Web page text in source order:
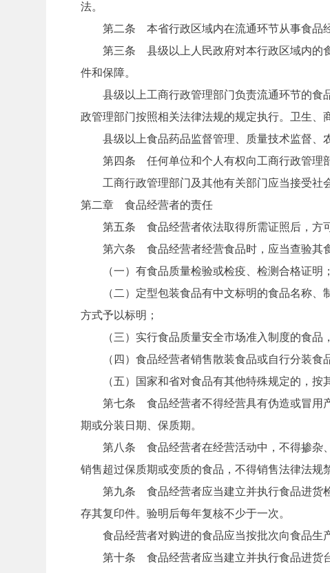
法。
第二条 本省行政区域内在流通环节从事食品经
第三条 县级以上人民政府对本行政区域内的食
件和保障。
县级以上工商行政管理部门负责流通环节的食
政管理部门按照相关法律法规的规定执行。卫生、
县级以上食品药品监督管理、质量技术监督、农
第四条 任何单位和个人有权向工商行政管理部
工商行政管理部门及其他有关部门应当接受社
第二章 食品经营者的责任
第五条 食品经营者依法取得所需证照后，方可
第六条 食品经营者经营食品时，应当查验其食
（一）有食品质量检验或检疫、检测合格证明；
（二）定型包装食品有中文标明的食品名称、
方式予以标明；
（三）实行食品质量安全市场准入制度的食品
（四）食品经营者销售散装食品或自行分装食品
（五）国家和省对食品有其他特殊规定的，按其
第七条 食品经营者不得经营具有伪造或冒用产
期或分装日期、保质期。
第八条 食品经营者在经营活动中，不得掺杂、
销售超过保质期或变质的食品，不得销售法律法规
第九条 食品经营者应当建立并执行食品进货检
存其复印件。验明后每年复核不少于一次。
食品经营者对购进的食品应当按批次向食品生
第十条 食品经营者应当建立并执行食品进货台